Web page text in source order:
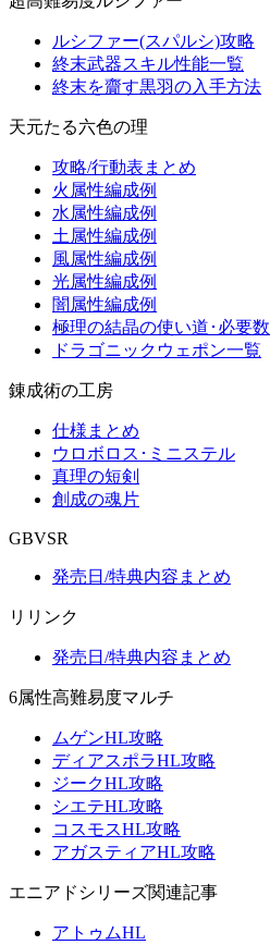
ルシファー(スパルシ)攻略
終末武器スキル性能一覧
終末を齎す黒羽の入手方法
天元たる六色の理
攻略/行動表まとめ
火属性編成例
水属性編成例
土属性編成例
風属性編成例
光属性編成例
闇属性編成例
極理の結晶の使い道･必要数
ドラゴニックウェポン一覧
錬成術の工房
仕様まとめ
ウロボロス･ミニステル
真理の短剣
創成の魂片
GBVSR
発売日/特典内容まとめ
リリンク
発売日/特典内容まとめ
6属性高難易度マルチ
ムゲンHL攻略
ディアスポラHL攻略
ジークHL攻略
シエテHL攻略
コスモスHL攻略
アガスティアHL攻略
エニアドシリーズ関連記事
アトゥムHL